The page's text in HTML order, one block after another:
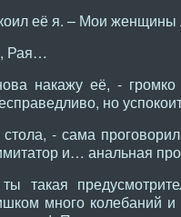
её я. – Мои женщины
Рая…
накажу её, -
но
- сама
и… анальная
такая
много колебаний